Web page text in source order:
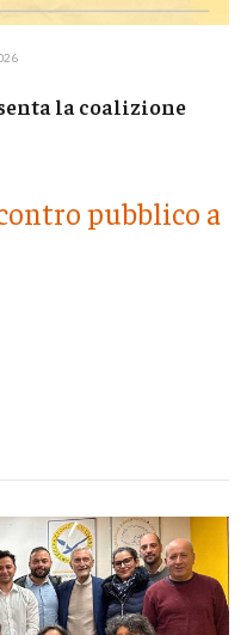
la coalizione
pubblico a